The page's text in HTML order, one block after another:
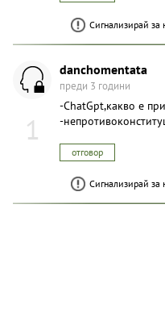
Сигнализирай за
1
danchomentata
преди 3 години
-ChatGpt,какво е
-
отговор
Сигнализирай за